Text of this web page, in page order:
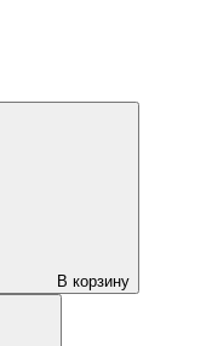
В корзину